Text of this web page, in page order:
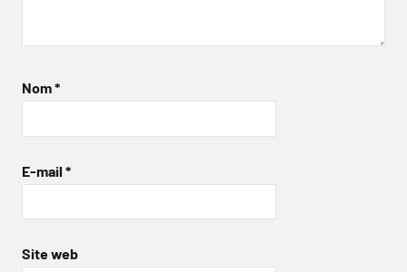
Nom*
E-mail *
Site web